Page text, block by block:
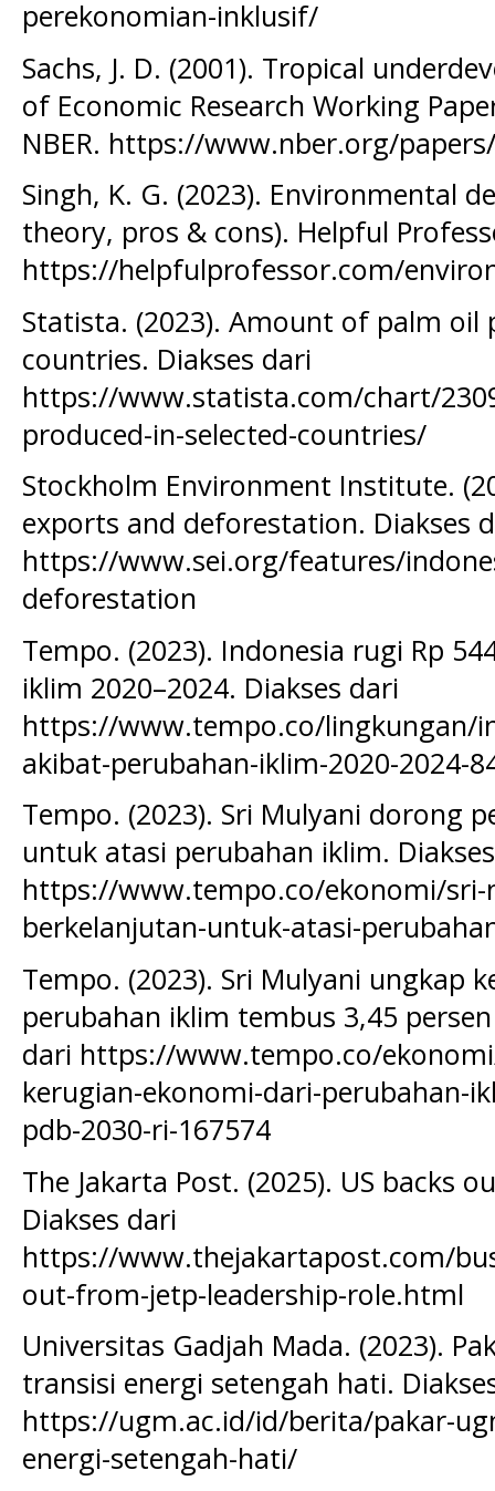
perekonomian-inklusif/
Sachs, J. D. (2001). Tropical
of Economic Research Working
NBER. https://www.nber.org/
Singh, K. G. (2023). Environmental
theory, pros & cons). Helpful
https://helpfulprofessor.com/
Statista. (2023). Amount of palm oil
countries. Diakses dari
https://www.statista.com/chart/
produced-in-selected-countries/
Stockholm Environment Institute.
exports and deforestation. Diakses
https://www.sei.org/features/
deforestation
Tempo. (2023). Indonesia rugi Rp
iklim 2020–2024. Diakses dari
https://www.tempo.co/lingkungan/
akibat-perubahan-iklim-2020-2024-
Tempo. (2023). Sri Mulyani dorong
untuk atasi perubahan iklim.
https://www.tempo.co/ekonomi/sri-
berkelanjutan-untuk-atasi-
Tempo. (2023). Sri Mulyani ungkap
perubahan iklim tembus 3,45
dari https://www.tempo.co/
kerugian-ekonomi-dari-perubahan-
pdb-2030-ri-167574
The Jakarta Post. (2025). US backs
Diakses dari
https://www.thejakartapost.com/
out-from-jetp-leadership-role.html
Universitas Gadjah Mada. (2023).
transisi energi setengah hati.
https://ugm.ac.id/id/berita/pakar-
energi-setengah-hati/